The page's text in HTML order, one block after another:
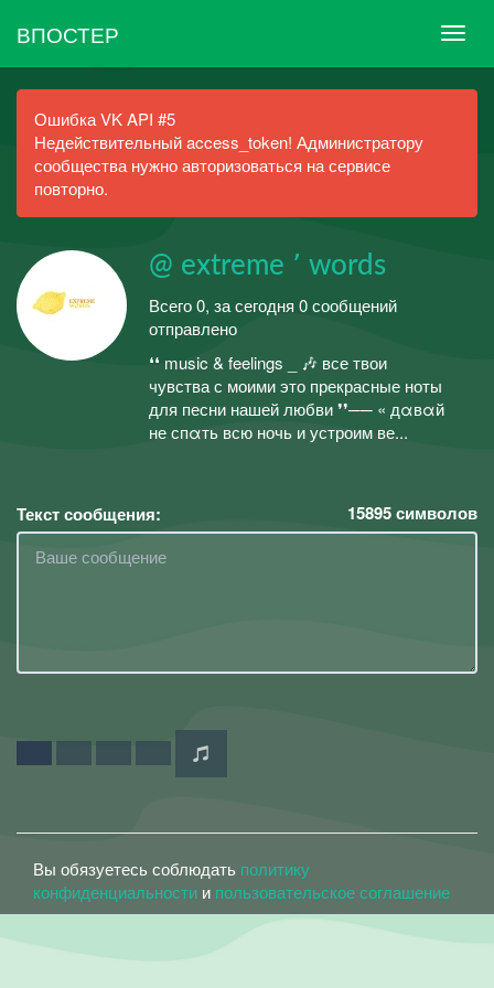
ВПОСТЕР
Ошибка VK API #5
Недействительный access_token! Администратору
сообщества нужно авторизоваться на сервисе
повторно.
ㅤㅤㅤ@ extreme ՚ words
Всего 0, за сегодня 0 сообщений
отправлено
ㅤㅤㅤㅤㅤㅤㅤㅤㅤㅤㅤㅤㅤㅤㅤㅤㅤㅤㅤㅤㅤㅤㅤ❛❛ music & feelings _ 🎶 все твои
чувства с моими это прекрасные ноты
для песни нашей любви ❜❜ㅤㅤㅤ── « дαвαй
не спαть всю ночь и устроим ве...
Текст сообщения: 15895символов
Вы обязуетесь соблюдать политику
конфиденциальности и пользовательское соглашение